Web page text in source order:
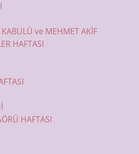
ve MEHMET AKİF
HAFTASI
HAFTASI